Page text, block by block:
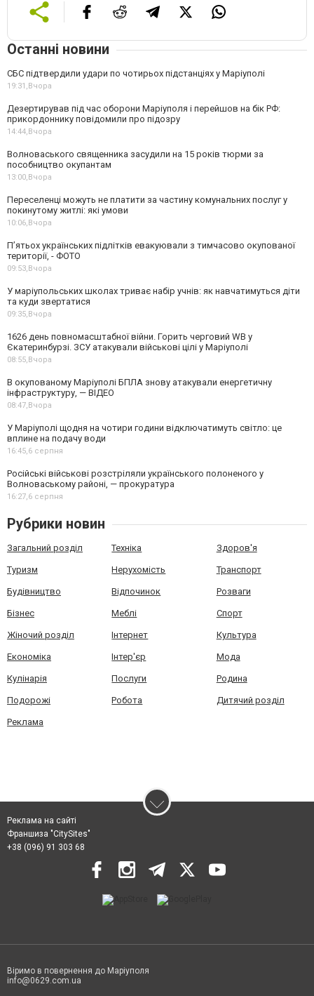
Останні новини
СБС підтвердили удари по чотирьох підстанціях у Маріуполі
19:31,Вчора
Дезертирував під час оборони Маріуполя і перейшов на бік РФ:
прикордоннику повідомили про підозру
14:44,Вчора
Волноваського священника засудили на 15 років тюрми за
пособництво окупантам
13:00,Вчора
Переселенці можуть не платити за частину комунальних послуг у
покинутому житлі: які умови
10:06,Вчора
П’ятьох українських підлітків евакуювали з тимчасово окупованої
території, - ФОТО
09:53,Вчора
У маріупольських школах триває набір учнів: як навчатимуться діти
та куди звертатися
09:35,Вчора
1626 день повномасштабної війни. Горить черговий WB у
Єкатеринбурзі. ЗСУ атакували військові цілі у Маріуполі
08:55,Вчора
В окупованому Маріуполі БПЛА знову атакували енергетичну
інфраструктуру, — ВІДЕО
08:47,Вчора
У Маріуполі щодня на чотири години відключатимуть світло: це
вплине на подачу води
16:45,6 серпня
Російські військові розстріляли українського полоненого у
Волноваському районі, — прокуратура
16:27,6 серпня
Рубрики новин
Загальний розділ Техніка Здоров'я
Туризм Нерухомість Транспорт
Будівництво Відпочинок Розваги
Бізнес Меблі Спорт
Жіночий розділ Інтернет Культура
Економіка Інтер'єр Мода
Кулінарія Послуги Родина
Подорожі Робота Дитячий розділ
Реклама
Реклама на сайті
Франшиза "CitySites"
+38 (096) 91 303 68
Віримо в повернення до Маріуполя
info@0629.com.ua